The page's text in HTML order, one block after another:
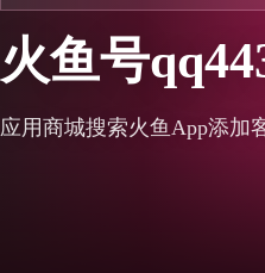
火鱼号
应用商城搜索火鱼App添加